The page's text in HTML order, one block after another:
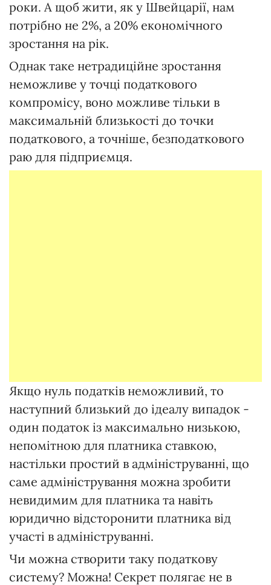
роки. А щоб жити, як у Швейцарії, нам
потрібно не 2%, а 20% економічного
зростання на рік.
Однак таке нетрадиційне зростання
неможливе у точці податкового
компромісу, воно можливе тільки в
максимальній близькості до точки
податкового, а точніше, безподаткового
раю для підприємця.
Якщо нуль податків неможливий, то
наступний близький до ідеалу випадок -
один податок із максимально низькою,
непомітною для платника ставкою,
настільки простий в адмініструванні, що
саме адміністрування можна зробити
невидимим для платника та навіть
юридично відсторонити платника від
участі в адмініструванні.
Чи можна створити таку податкову
систему? Можна! Секрет полягає не в